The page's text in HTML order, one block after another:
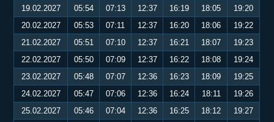
19.02.2027
05:54 07:13 12:37 16:19 18:05
19:20
20.02.2027
05:53 07:11 12:37 16:20 18:06
19:22
21.02.2027
05:51 07:10 12:37 16:21 18:07
19:23
22.02.2027
05:50 07:09 12:37 16:22 18:08
19:24
23.02.2027
05:48 07:07 12:36 16:23 18:09
19:25
24.02.2027
05:47 07:06 12:36 16:24 18:11
19:26
25.02.2027
05:46 07:04 12:36 16:25 18:12
19:27